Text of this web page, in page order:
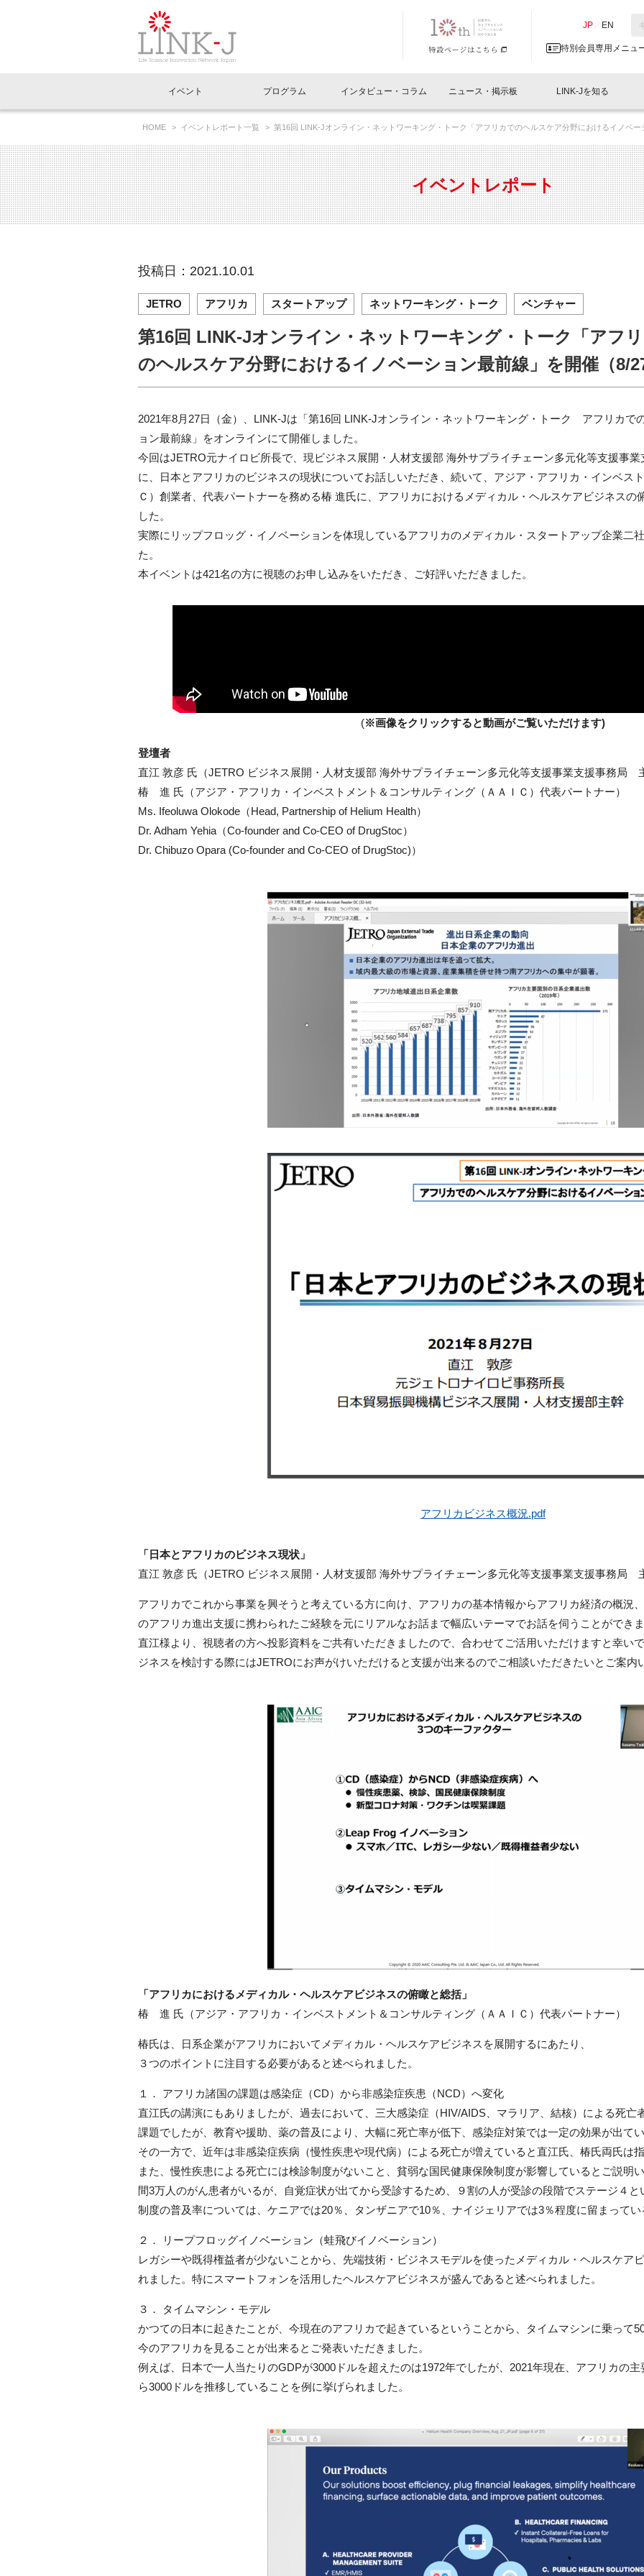
JP EN
特別会員専用メニュ
イベントお知らせメール登録
閉じる
イベント
イベント一覧
LINK-J主催・共催 特別会員開催
LINK-J協賛・協力 出展・参加
イベントレポート一覧
LINK-J主催・共催
LINK-J協賛・協力
プログラム
Out of Box相談室 What's "UNIKORN"？
インタビュー・コラム
インタビュー・コラム一覧
スペシャルインタビュー ベンチャーインタビュー 会報
連載コラム サポーターコラム 日本
ニュース・掲示板
ニュース一覧
トピック プレスリリース
メディア情報 海外関連
協賛・協力
人と情報の交流掲示板一覧
会員プレスリリース
募集
LINK-Jを知る
理事長挨拶 Why in Nihonbashi
国内外連携 サポーター紹介 事業
組織概要 パンフレット GTB
特別会員一覧 特別会員について 入会
専用メニューはこちら
ラウンジ・会議室 オフィス・ラボ 施設
アクセス
HOME イベントレポート一覧 第16回 LINK-Jオンライン・ネットワーキング・トーク「アフリカでのヘルスケア分野におけるイノベ
イベントレポート
投稿日：2021.10.01
JETRO アフリカ スタートアップ ネットワーキング・トーク ベンチャー
第16回 LINK-Jオンライン・ネットワーキング・トーク「アフ
のヘルスケア分野におけるイノベーション最前線」を開催（8/
2021年8月27日（金）、LINK-Jは「第16回 LINK-Jオンライン・ネットワーキング・トーク アフリカで
ョン最前線」をオンラインにて開催しました。
今回はJETRO元ナイロビ所長で、現ビジネス展開・人材支援部 海外サプライチェーン多元化等支援事
に、日本とアフリカのビジネスの現状についてお話しいただき、続いて、アジア・アフリカ・インベス
Ｃ）創業者、代表パートナーを務める椿 進氏に、アフリカにおけるメディカル・ヘルスケアビジネスの
した。
実際にリップフロッグ・イノベーションを体現しているアフリカのメディカル・スタートアップ企業二
た。
本イベントは421名の方に視聴のお申し込みをいただき、ご好評いただきました。
(※画像をクリックすると動画がご覧いただけます)
登壇者
直江 敦彦 氏（JETRO ビジネス展開・人材支援部 海外サプライチェーン多元化等支援事業支援事務局
椿 進 氏（アジア・アフリカ・インベストメント＆コンサルティング（ＡＡＩＣ）代表パートナー）
Ms. Ifeoluwa Olokode（Head, Partnership of Helium Health）
Dr. Adham Yehia（Co-founder and Co-CEO of DrugStoc）
Dr. Chibuzo Opara (Co-founder and Co-CEO of DrugStoc)）
アフリカビジネス概況.pdf
「日本とアフリカのビジネス現状」
直江 敦彦 氏（JETRO ビジネス展開・人材支援部 海外サプライチェーン多元化等支援事業支援事務局
アフリカでこれから事業を興そうと考えている方に向け、アフリカの基本情報からアフリカ経済の概況
のアフリカ進出支援に携わられたご経験を元にリアルなお話まで幅広いテーマでお話を伺うことができ
直江様より、視聴者の方へ投影資料をご共有いただきましたので、合わせてご活用いただけますと幸い
ジネスを検討する際にはJETROにお声がけいただけると支援が出来るのでご相談いただきたいとご案内
「アフリカにおけるメディカル・ヘルスケアビジネスの俯瞰と総括」
椿 進 氏（アジア・アフリカ・インベストメント＆コンサルティング（ＡＡＩＣ）代表パートナー）
椿氏は、日系企業がアフリカにおいてメディカル・ヘルスケアビジネスを展開するにあたり、
３つのポイントに注目する必要があると述べられました。
１． アフリカ諸国の課題は感染症（CD）から非感染症疾患（NCD）へ変化
直江氏の講演にもありましたが、過去において、三大感染症（HIV/AIDS、マラリア、結核）による死亡
課題でしたが、教育や援助、薬の普及により、大幅に死亡率が低下、感染症対策では一定の効果が出て
その一方で、近年は非感染症疾病（慢性疾患や現代病）による死亡が増えていると直江氏、椿氏両氏は
また、慢性疾患による死亡には検診制度がないこと、貧弱な国民健康保険制度が影響しているとご説明
間3万人のがん患者がいるが、自覚症状が出てから受診するため、９割の人が受診の段階でステージ４
制度の普及率については、ケニアでは20％、タンザニアで10％、ナイジェリアでは3％程度に留まって
２． リープフロッグイノベーション（蛙飛びイノベーション）
レガシーや既得権益者が少ないことから、先端技術・ビジネスモデルを使ったメディカル・ヘルスケア
れました。特にスマートフォンを活用したヘルスケアビジネスが盛んであると述べられました。
３． タイムマシン・モデル
かつての日本に起きたことが、今現在のアフリカで起きているということから、タイムマシンに乗って
今のアフリカを見ることが出来るとご発表いただきました。
例えば、日本で一人当たりのGDPが3000ドルを超えたのは1972年でしたが、2021年現在、アフリカの
ら3000ドルを推移していることを例に挙げられました。